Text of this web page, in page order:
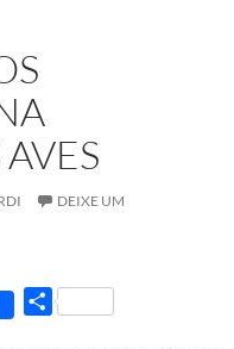
DEIXE UM
S